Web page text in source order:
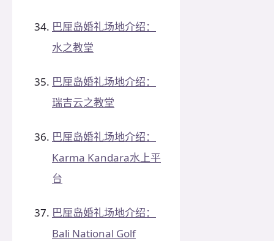
巴厘岛婚礼场地介绍：
水之教堂
巴厘岛婚礼场地介绍：
瑞吉云之教堂
巴厘岛婚礼场地介绍：
Karma Kandara水上平
台
巴厘岛婚礼场地介绍：
Bali National Golf